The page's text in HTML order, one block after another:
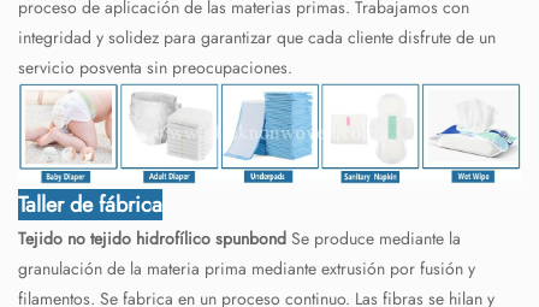
proceso de aplicación de las materias primas. Trabajamos con
integridad y solidez para garantizar que cada cliente disfrute de un
servicio posventa sin preocupaciones.
Taller de fábrica
Tejido no tejido hidrofílico spunbond Se produce mediante la
granulación de la materia prima mediante extrusión por fusión y
filamentos. Se fabrica en un proceso continuo. Las fibras se hilan y